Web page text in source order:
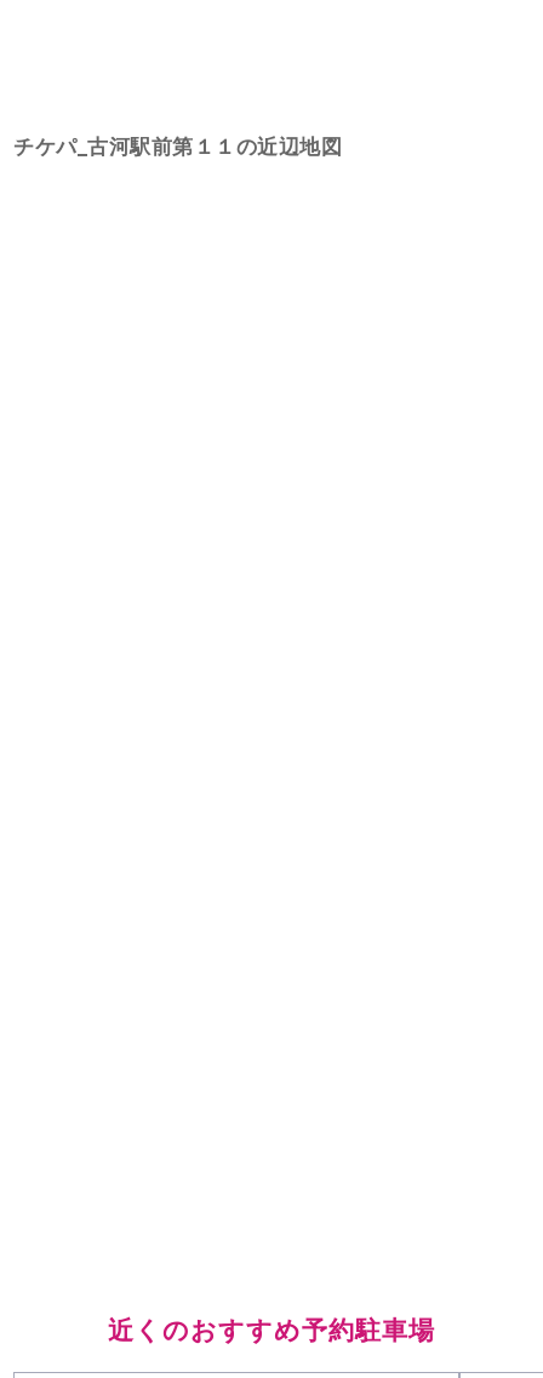
チケパ_古河駅前第１１の近辺地図
近くのおすすめ予約駐車場